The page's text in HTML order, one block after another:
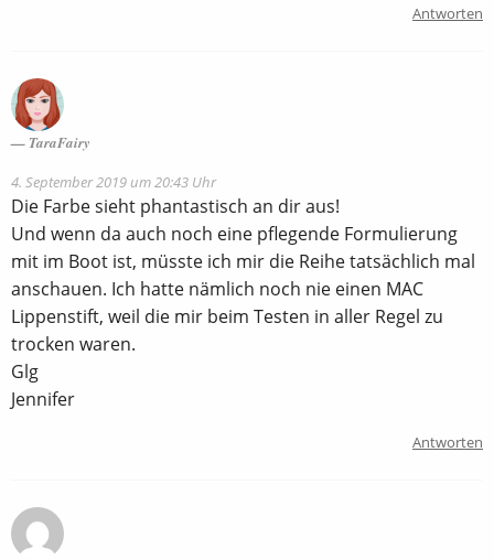
Antworten
TaraFairy
4. September 2019 um 20:43 Uhr
Die Farbe sieht phantastisch an dir aus!
Und wenn da auch noch eine pflegende Formulierung
mit im Boot ist, müsste ich mir die Reihe tatsächlich mal
anschauen. Ich hatte nämlich noch nie einen MAC
Lippenstift, weil die mir beim Testen in aller Regel zu
trocken waren.
Glg
Jennifer
Antworten